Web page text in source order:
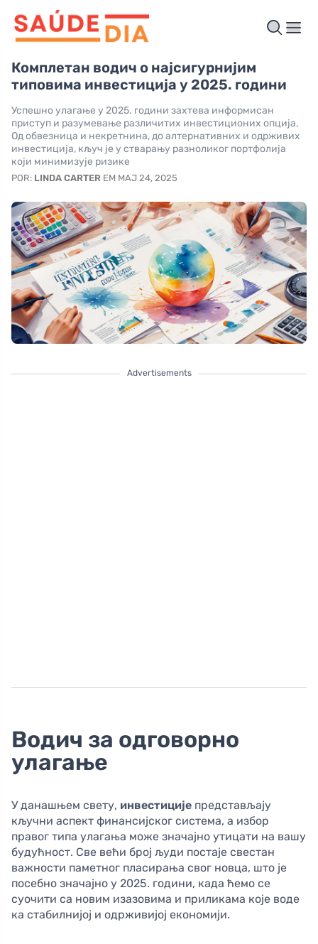
Комплетан водич о најсигурнијим
типовима инвестиција у 2025. години
Успешно улагање у 2025. години захтева информисан
приступ и разумевање различитих инвестиционих опција.
Од обвезница и некретнина, до алтернативних и одрживих
инвестиција, кључ је у стварању разноликог портфолија
који минимизује ризике
POR: LINDA CARTER EM МАЈ 24, 2025
Advertisements
Водич за одговорно
улагање
У данашњем свету, инвестиције представљају
кључни аспект финансијског система, а избор
правог типа улагања може значајно утицати на вашу
будућност. Све већи број људи постаје свестан
важности паметног пласирања свог новца, што је
посебно значајно у 2025. години, када ћемо се
суочити са новим изазовима и приликама које воде
ка стабилнијој и одрживијој економији.